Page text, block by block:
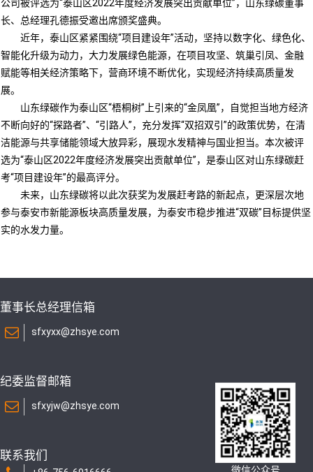
公司被评选为“泰山区2022年度经济发展突出贡献单位”，山东绿碳董事
长、总经理孔德振受邀出席颁奖盛典。
近年，泰山区紧紧围绕“项目建设年”活动，坚持以数字化、绿色化、
智能化升级为动力，大力发展绿色能源，在项目攻坚、筑巢引凤、金融
赋能等相关经济策略下，营商环境不断优化，实现经济持续高质量发
展。
山东绿碳作为泰山区“梧桐树”上引来的“金凤凰”，自觉担当地方经济
不断向好的“探路者”、“引路人”，充分发挥“双招双引”的政策优势，在清
洁能源与共享储能领域大放异彩，展现水发精神与国业担当。本次被评
选为“泰山区2022年度经济发展突出贡献单位”，是泰山区对山东绿碳赶
考“项目建设年”的最高评分。
未来，山东绿碳将以此次获奖为发展赶考路的新起点，更深层次地
参与泰安市新能源板块高质量发展，为泰安市稳步推进“双碳”目标提供坚
实的水发力量。
董事长总经理信箱
sfxyxx@zhsye.com
纪委监督邮箱
sfxyjw@zhsye.com
联系我们